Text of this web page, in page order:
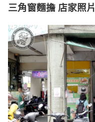
三角窗麵擔 店家照片